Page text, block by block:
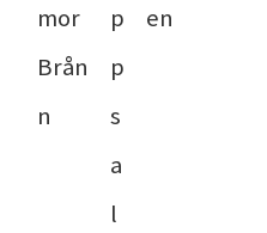
mor
Brån
n
p
p
s
a
l
en